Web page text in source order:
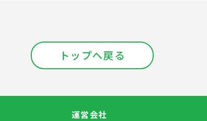
トップへ戻る
運営会社